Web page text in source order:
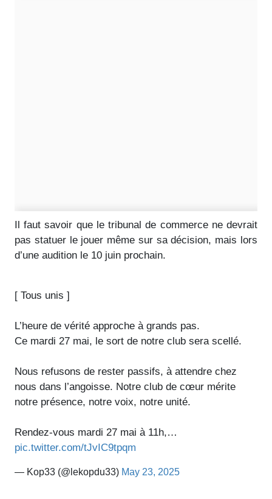
Il faut savoir que le tribunal de commerce ne devrait
pas statuer le jouer même sur sa décision, mais lors
d’une audition le 10 juin prochain.
[ Tous unis ]
L’heure de vérité approche à grands pas.
Ce mardi 27 mai, le sort de notre club sera scellé.
Nous refusons de rester passifs, à attendre chez
nous dans l’angoisse. Notre club de cœur mérite
notre présence, notre voix, notre unité.
Rendez-vous mardi 27 mai à 11h,…
pic.twitter.com/tJvIC9tpqm
— Kop33 (@lekopdu33) May 23, 2025